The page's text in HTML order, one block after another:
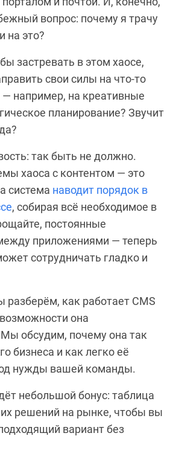
вопрос: почему я трачу
на это?
застревать в этом хаосе,
свои силы на что-то
например, на креативные
планирование? Звучит
так быть не должно.
хаоса с контентом — это
система наводит порядок в
, собирая всё необходимое в
постоянные
приложениями — теперь
сотрудничать гладко и
разберём, как работает CMS
она
обсудим, почему она так
бизнеса и как легко её
нужды вашей команды.
небольшой бонус: таблица
решений на рынке, чтобы вы
вариант без